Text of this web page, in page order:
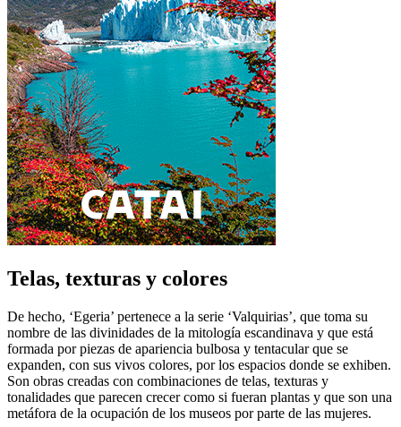
Telas, texturas y colores
De hecho, ‘Egeria’ pertenece a la serie ‘Valquirias’, que toma su
nombre de las divinidades de la mitología escandinava y que está
formada por piezas de apariencia bulbosa y tentacular que se
expanden, con sus vivos colores, por los espacios donde se exhiben.
Son obras creadas con combinaciones de telas, texturas y
tonalidades que parecen crecer como si fueran plantas y que son una
metáfora de la ocupación de los museos por parte de las mujeres.